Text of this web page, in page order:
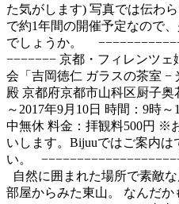
た気がします) 写真では伝わ
で約1年間の開催予定なので
でしょうか。
−−−−−−− 京都・フィレンツェ
会「吉岡徳仁 ガラスの茶室 −
殿 京都府京都市山科区厨子奥
～2017年9月10日 時間：9時
中無休 料金：拝観料500円 ※
いします。Bijuuではご案内は
い。
自然に囲まれた場所で素敵
部屋からみた東山。 なんだ